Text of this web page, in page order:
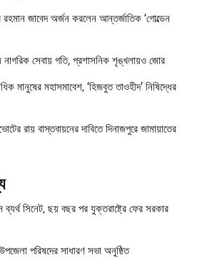
রহমান জাবেদ অর্জন করলেন আন্তর্জাতিক ‘গোল্ডেন
নাগরিক সেবায় গতি, প্রশাসনিক শৃঙ্খলায়ও জোর
মানুষের মহাসমাবেশ, ‘হিজবুত তাওহীদ’ নিষিদ্ধের
রায় বাস্তবায়নের দাবিতে দিনাজপুরে জামায়াতের
ব্যর্থ সিনেট, ছয় বছর পর যুক্তরাষ্ট্রে ফের সরকার
পরিষদের সাধারণ সভা অনুষ্ঠিত